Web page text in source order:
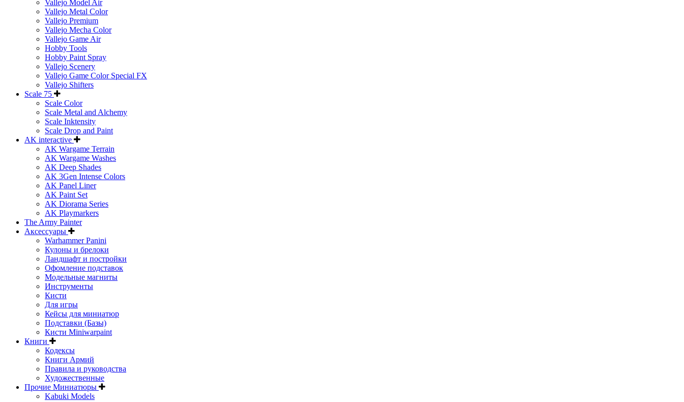
Vallejo Model Air
Vallejo Metal Color
Vallejo Premium
Vallejo Mecha Color
Vallejo Game Air
Hobby Tools
Hobby Paint Spray
Vallejo Scenery
Vallejo Game Color Special FX
Vallejo Shifters
Scale 75
Scale Color
Scale Metal and Alchemy
Scale Inktensity
Scale Drop and Paint
AK interactive
AK Wargame Terrain
AK Wargame Washes
AK Deep Shades
AK 3Gen Intense Colors
AK Panel Liner
AK Paint Set
AK Diorama Series
AK Playmarkers
The Army Painter
Аксессуары
Warhammer Panini
Кулоны и брелоки
Ландшафт и постройки
Офомление подставок
Модельные магниты
Инструменты
Кисти
Для игры
Кейсы для миниатюр
Подставки (Базы)
Кисти Miniwarpaint
Книги
Кодексы
Книги Армий
Правила и руководства
Художественные
Прочие Миниатюры
Kabuki Models